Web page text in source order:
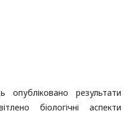
опубліковано результати
біологічні аспекти